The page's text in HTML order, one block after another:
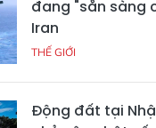
đang "sẵn sàng
Iran
THẾ GIỚI
Động đất tại